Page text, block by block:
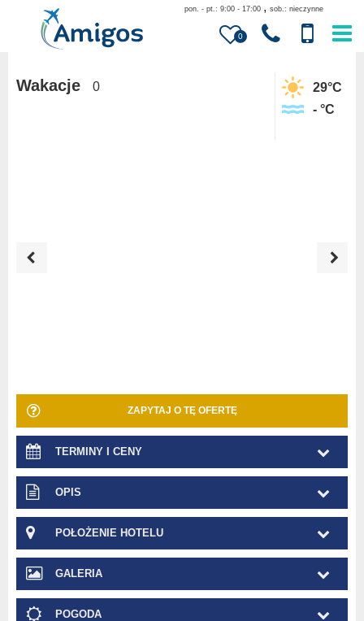
0
pon. - pt.: 9:00 - 17:00 , sob.: nieczynne
Wakacje 0 29°C
-°C
ZAPYTAJ O TĘ OFERTĘ
TERMINY I CENY
OPIS
POŁOŻENIE HOTELU
GALERIA
POGODA